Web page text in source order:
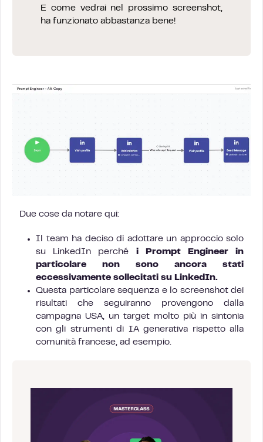
E come vedrai nel prossimo screenshot,
ha funzionato abbastanza bene!
Due cose da notare qui:
Il team ha deciso di adottare un approccio solo
su LinkedIn perché i Prompt Engineer in
particolare non sono ancora stati
eccessivamente sollecitati su LinkedIn.
Questa particolare sequenza e lo screenshot dei
risultati che seguiranno provengono dalla
campagna USA, un target molto più in sintonia
con gli strumenti di IA generativa rispetto alla
comunità francese, ad esempio.